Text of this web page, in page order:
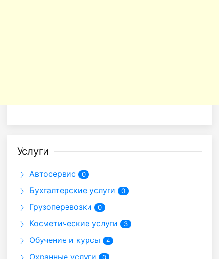
Услуги
Автосервис 0
Бухгалтерские услуги 0
Грузоперевозки 0
Косметические услуги 3
Обучение и курсы 4
Охранные услуги 0